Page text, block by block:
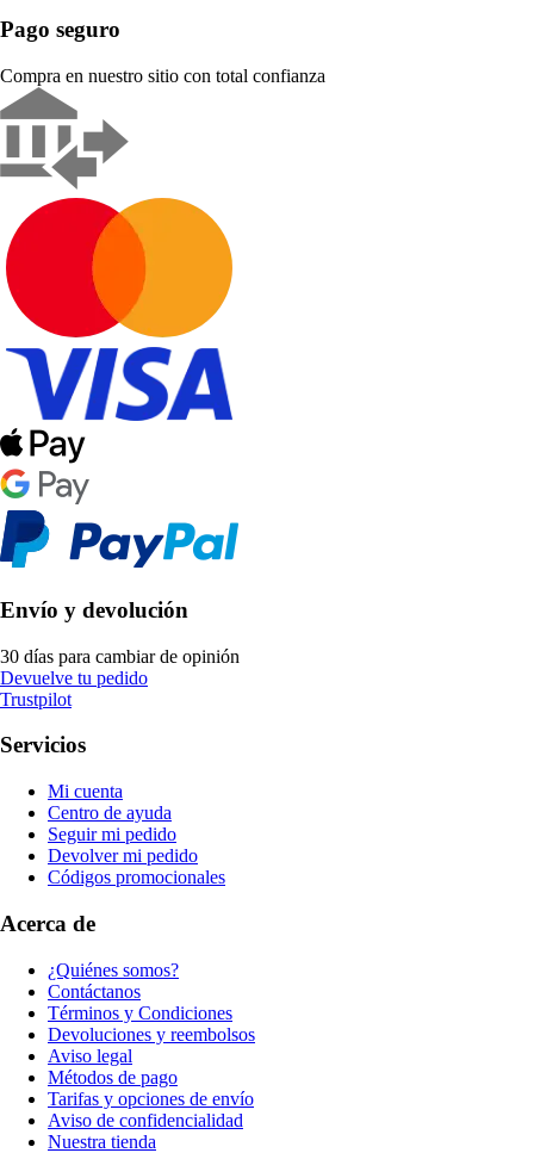
Pago seguro
Compra en nuestro sitio con total confianza
Envío y devolución
30 días para cambiar de opinión
Devuelve tu pedido
Trustpilot
Servicios
Mi cuenta
Centro de ayuda
Seguir mi pedido
Devolver mi pedido
Códigos promocionales
Acerca de
¿Quiénes somos?
Contáctanos
Términos y Condiciones
Devoluciones y reembolsos
Aviso legal
Métodos de pago
Tarifas y opciones de envío
Aviso de confidencialidad
Nuestra tienda